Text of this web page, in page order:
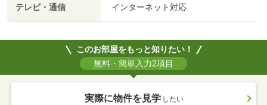
テレビ・通信 インターネット対応
このお部屋をもっと知りたい！
無料・簡単入力2項目
実際に物件を見学 したい